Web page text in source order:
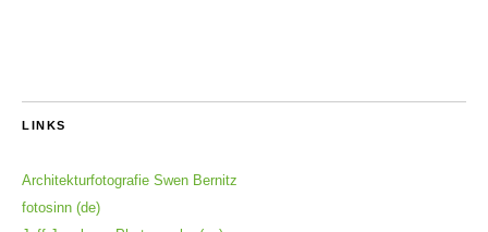
LINKS
Architekturfotografie Swen Bernitz
fotosinn (de)